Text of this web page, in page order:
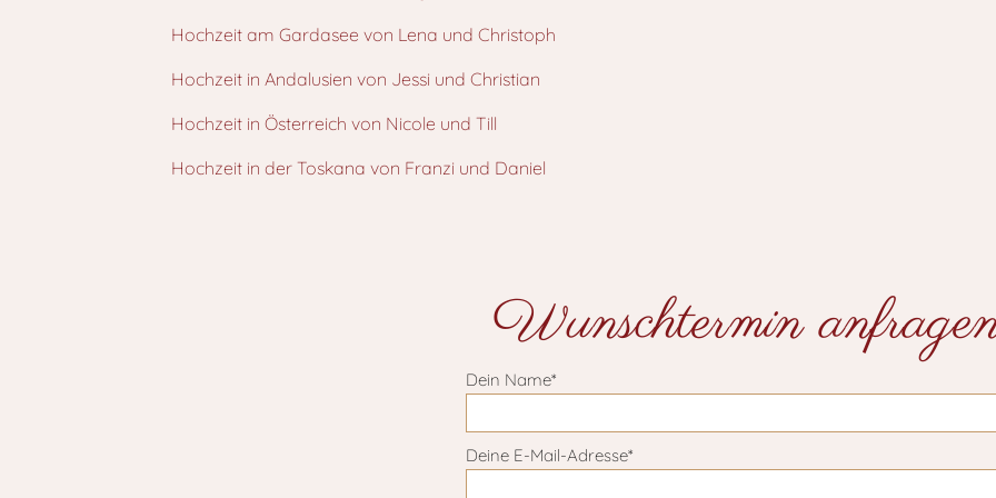
Hochzeit am Gardasee von Lena und Christoph
Hochzeit in Andalusien von Jessi und Christian
Hochzeit in Österreich von Nicole und Till
Hochzeit in der Toskana von Franzi und Daniel
Wunschtermin
Dein Name*
Deine E-Mail-Adresse*